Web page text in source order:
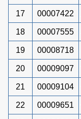
17 00007422
18 00007555
19 00008718
20 00009097
21 00009104
22 00009651